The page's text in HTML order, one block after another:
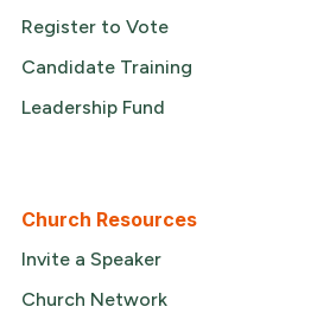
Register to Vote
Candidate Training
Leadership Fund
Church Resources
Invite a Speaker
Church Network